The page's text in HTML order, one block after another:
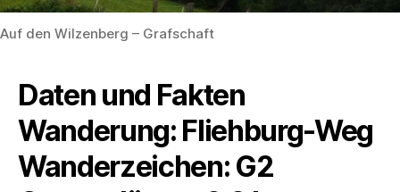
Auf den Wilzenberg – Grafschaft
Daten und Fakten
Wanderung: Fliehburg-Weg
Wanderzeichen: G2